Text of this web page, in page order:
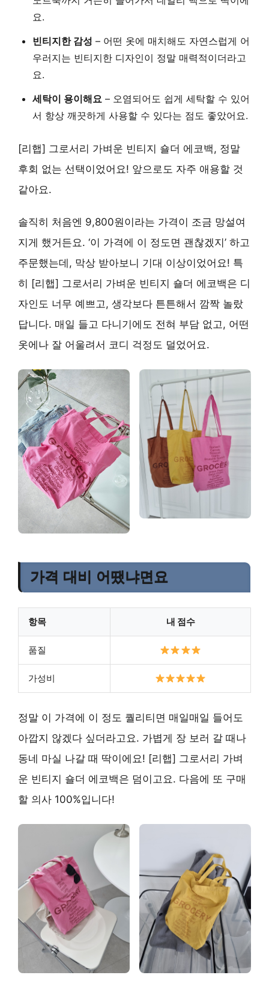
요.
빈티지한 감성 – 어떤 옷에 매치해도 자연스럽게 어
우러지는 빈티지한 디자인이 정말 매력적이더라고
요.
세탁이 용이해요 – 오염되어도 쉽게 세탁할 수 있어
서 항상 깨끗하게 사용할 수 있다는 점도 좋았어요.
[리햅] 그로서리 가벼운 빈티지 숄더 에코백, 정말
후회 없는 선택이었어요! 앞으로도 자주 애용할 것
같아요.
솔직히 처음엔 9,800원이라는 가격이 조금 망설여
지게 했거든요. ‘이 가격에 이 정도면 괜찮겠지’ 하고
주문했는데, 막상 받아보니 기대 이상이었어요! 특
히 [리햅] 그로서리 가벼운 빈티지 숄더 에코백은 디
자인도 너무 예쁘고, 생각보다 튼튼해서 깜짝 놀랐
답니다. 매일 들고 다니기에도 전혀 부담 없고, 어떤
옷에나 잘 어울려서 코디 걱정도 덜었어요.
가격 대비 어땠냐면요
항목 내 점수
품질
가성비
정말 이 가격에 이 정도 퀄리티면 매일매일 들어도
아깝지 않겠다 싶더라고요. 가볍게 장 보러 갈 때나
동네 마실 나갈 때 딱이에요! [리햅] 그로서리 가벼
운 빈티지 숄더 에코백은 덤이고요. 다음에 또 구매
할 의사 100%입니다!